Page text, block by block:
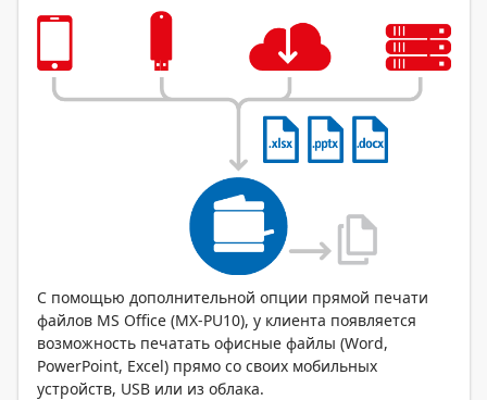
С помощью дополнительной опции прямой печати
файлов MS Office (MX-PU10), у клиента появляется
возможность печатать офисные файлы (Word,
PowerPoint, Excel) прямо со своих мобильных
устройств, USB или из облака.